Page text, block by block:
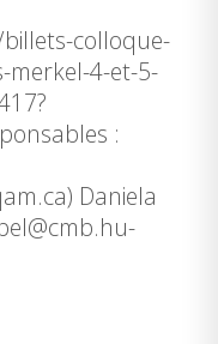
colloque-
merkel-4-et-5-
:
Daniela